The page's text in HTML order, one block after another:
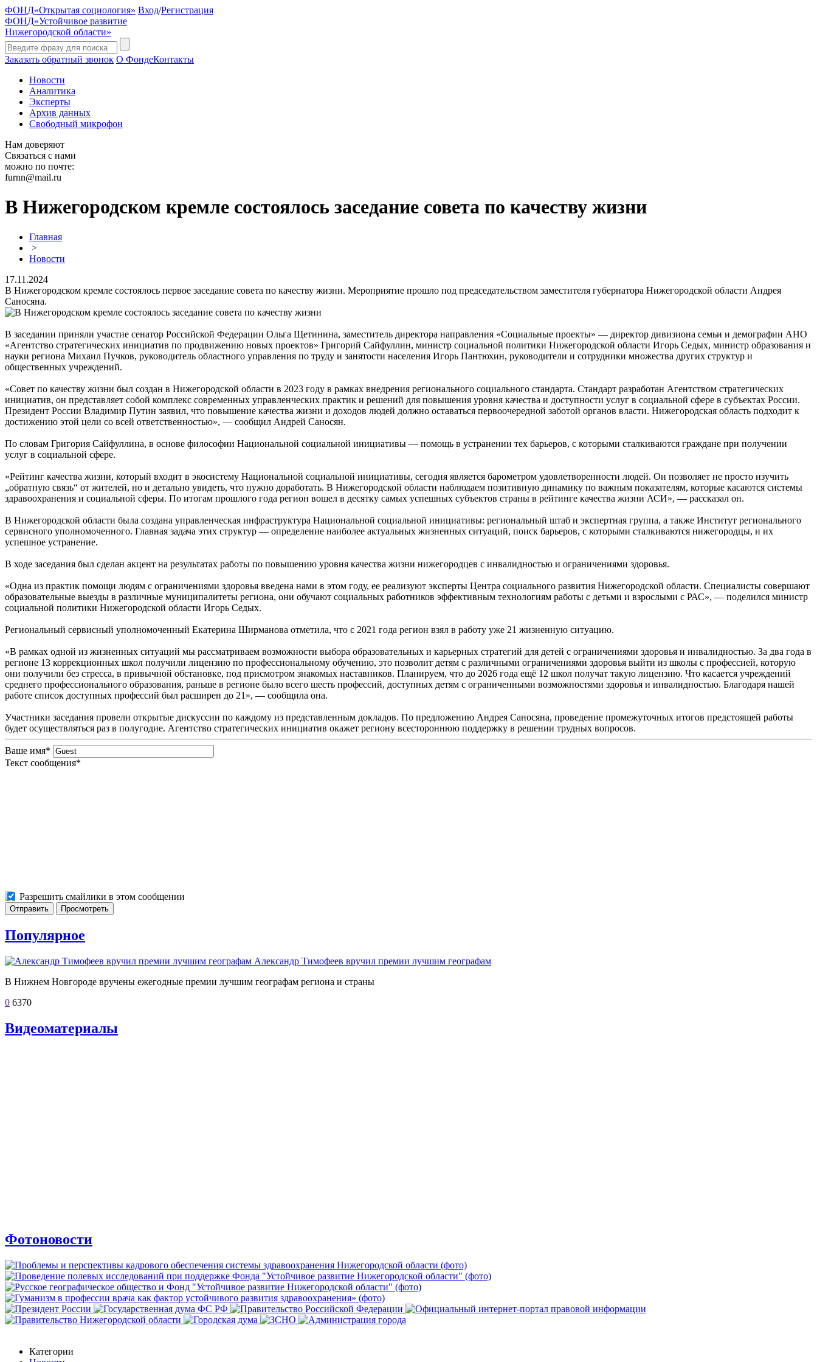
ФОНД«Открытая социология» Вход/Регистрация
ФОНД«Устойчивое развитие
Нижегородской области»
Заказать обратный звонок О ФондеКонтакты
Новости
Аналитика
Эксперты
Архив данных
Свободный микрофон
Нам доверяют
Связаться с нами
можно по почте:
furnn@mail.ru
В Нижегородском кремле состоялось заседание совета по качеству жизни
Главная
>
Новости
17.11.2024
В Нижегородском кремле состоялось первое заседание совета по качеству жизни. Мероприятие прошло под председательством заместителя губернатора Нижегородской области Андрея
Саносяна.
В заседании приняли участие сенатор Российской Федерации Ольга Щетинина, заместитель директора направления «Социальные проекты» — директор дивизиона семьи и демографии АНО
«Агентство стратегических инициатив по продвижению новых проектов» Григорий Сайфуллин, министр социальной политики Нижегородской области Игорь Седых, министр образования и
науки региона Михаил Пучков, руководитель областного управления по труду и занятости населения Игорь Пантюхин, руководители и сотрудники множества других структур и
общественных учреждений.
«Совет по качеству жизни был создан в Нижегородской области в 2023 году в рамках внедрения регионального социального стандарта. Стандарт разработан Агентством стратегических
инициатив, он представляет собой комплекс современных управленческих практик и решений для повышения уровня качества и доступности услуг в социальной сфере в субъектах России.
Президент России Владимир Путин заявил, что повышение качества жизни и доходов людей должно оставаться первоочередной заботой органов власти. Нижегородская область подходит к
достижению этой цели со всей ответственностью», — сообщил Андрей Саносян.
По словам Григория Сайфуллина, в основе философии Национальной социальной инициативы — помощь в устранении тех барьеров, с которыми сталкиваются граждане при получении
услуг в социальной сфере.
«Рейтинг качества жизни, который входит в экосистему Национальной социальной инициативы, сегодня является барометром удовлетворенности людей. Он позволяет не просто изучить
„обратную связь“ от жителей, но и детально увидеть, что нужно доработать. В Нижегородской области наблюдаем позитивную динамику по важным показателям, которые касаются системы
здравоохранения и социальной сферы. По итогам прошлого года регион вошел в десятку самых успешных субъектов страны в рейтинге качества жизни АСИ», — рассказал он.
В Нижегородской области была создана управленческая инфраструктура Национальной социальной инициативы: региональный штаб и экспертная группа, а также Институт регионального
сервисного уполномоченного. Главная задача этих структур — определение наиболее актуальных жизненных ситуаций, поиск барьеров, с которыми сталкиваются нижегородцы, и их
успешное устранение.
В ходе заседания был сделан акцент на результатах работы по повышению уровня качества жизни нижегородцев с инвалидностью и ограничениями здоровья.
«Одна из практик помощи людям с ограничениями здоровья введена нами в этом году, ее реализуют эксперты Центра социального развития Нижегородской области. Специалисты совершают
образовательные выезды в различные муниципалитеты региона, они обучают социальных работников эффективным технологиям работы с детьми и взрослыми с РАС», — поделился министр
социальной политики Нижегородской области Игорь Седых.
Региональный сервисный уполномоченный Екатерина Ширманова отметила, что с 2021 года регион взял в работу уже 21 жизненную ситуацию.
«В рамках одной из жизненных ситуаций мы рассматриваем возможности выбора образовательных и карьерных стратегий для детей с ограничениями здоровья и инвалидностью. За два года в
регионе 13 коррекционных школ получили лицензию по профессиональному обучению, это позволит детям с различными ограничениями здоровья выйти из школы с профессией, которую
они получили без стресса, в привычной обстановке, под присмотром знакомых наставников. Планируем, что до 2026 года ещё 12 школ получат такую лицензию. Что касается учреждений
среднего профессионального образования, раньше в регионе было всего шесть профессий, доступных детям с ограниченными возможностями здоровья и инвалидностью. Благодаря нашей
работе список доступных профессий был расширен до 21», — сообщила она.
Участники заседания провели открытые дискуссии по каждому из представленным докладов. По предложению Андрея Саносяна, проведение промежуточных итогов предстоящей работы
будет осуществляться раз в полугодие. Агентство стратегических инициатив окажет региону всестороннюю поддержку в решении трудных вопросов.
Ваше имя*
Текст сообщения*
Разрешить смайлики в этом сообщении
Популярное
Александр Тимофеев вручил премии лучшим географам
В Нижнем Новгороде вручены ежегодные премии лучшим географам региона и страны
0 6370
Видеоматериалы
Фотоновости
Категории